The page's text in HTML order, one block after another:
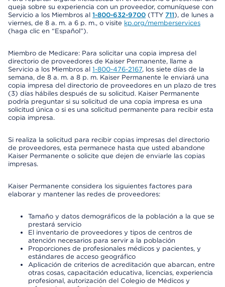
queja sobre su experiencia con un proveedor, comuníquese con
Servicio a los Miembros al 1-800-632-9700 (TTY 711), de lunes a
viernes, de 8 a. m. a 6 p. m., o visite kp.org/memberservices
(haga clic en “Español”).
Miembro de Medicare: Para solicitar una copia impresa del
directorio de proveedores de Kaiser Permanente, llame a
Servicio a los Miembros al 1-800-476-2167, los siete días de la
semana, de 8 a. m. a 8 p. m. Kaiser Permanente le enviará una
copia impresa del directorio de proveedores en un plazo de tres
(3) días hábiles después de su solicitud. Kaiser Permanente
podría preguntar si su solicitud de una copia impresa es una
solicitud única o si es una solicitud permanente para recibir esta
copia impresa.
Si realiza la solicitud para recibir copias impresas del directorio
de proveedores, esta permanece hasta que usted abandone
Kaiser Permanente o solicite que dejen de enviarle las copias
impresas.
Kaiser Permanente considera los siguientes factores para
elaborar y mantener las redes de proveedores:
Tamaño y datos demográficos de la población a la que se
prestará servicio
El inventario de proveedores y tipos de centros de
atención necesarios para servir a la población
Proporciones de profesionales médicos y pacientes, y
estándares de acceso geográfico
Aplicación de criterios de acreditación que abarcan, entre
otras cosas, capacitación educativa, licencias, experiencia
profesional, autorización del Colegio de Médicos y